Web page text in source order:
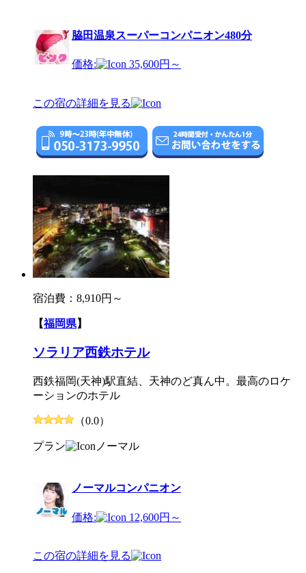
脇田温泉スーパーコンパニオン480分
価格: 35,600円～
この宿の詳細を見る
宿泊費： 8,910円～
【福岡県】
ソラリア西鉄ホテル
西鉄福岡(天神)駅直結、天神のど真ん中。最高のロケ
ーションのホテル
（0.0）
プラン ノーマル
ノーマルコンパニオン
価格: 12,600円～
この宿の詳細を見る